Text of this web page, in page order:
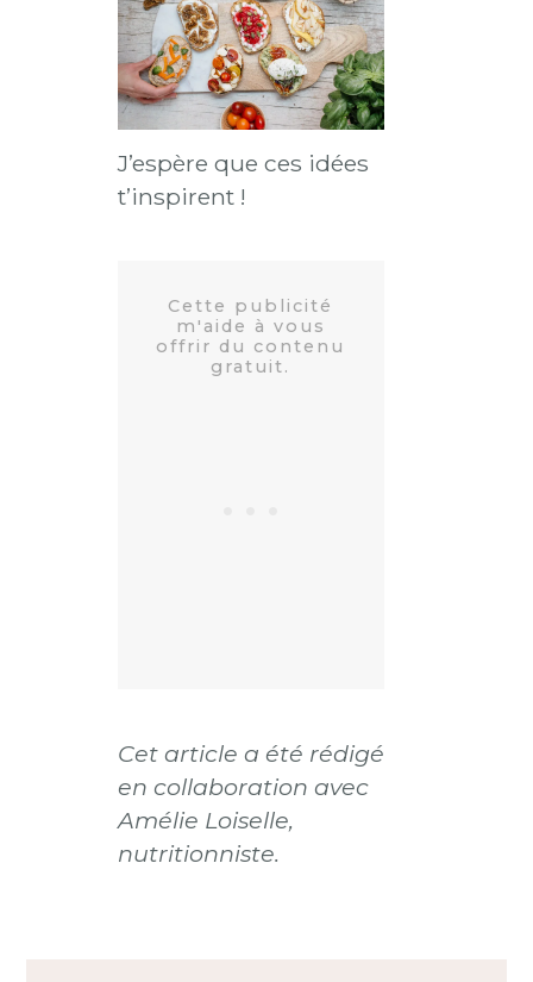
J’espère que ces idées
t’inspirent !
Cet article a été rédigé
en collaboration avec
Amélie Loiselle,
nutritionniste.